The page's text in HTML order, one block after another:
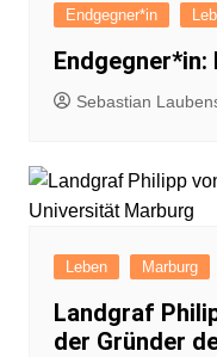
Endgegner*in
Endgegner*in:
Sebastian
Leben Marburg
Landgraf
der Gründer